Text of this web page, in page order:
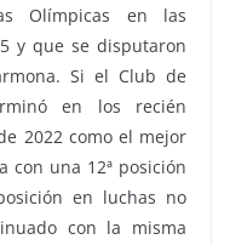
Olímpicas en las
y que se disputaron
Si el Club de
en los recién
2022 como el mejor
con una 12ª posición
en luchas no
con la misma